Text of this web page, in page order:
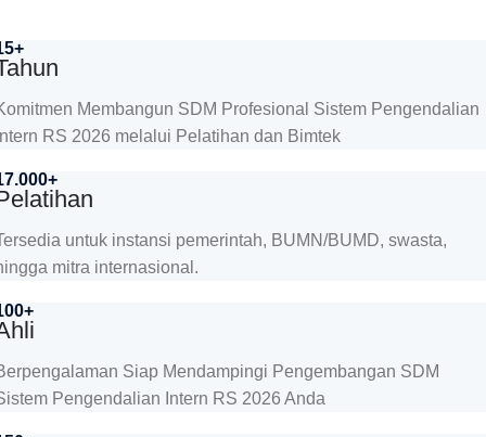
Membangun SDM Profesional Sistem Pengendalian
RS 2026 melalui Pelatihan dan Bimtek
untuk instansi pemerintah, BUMN/BUMD, swasta,
mitra internasional.
Siap Mendampingi Pengembangan SDM
Pengendalian Intern RS 2026 Anda